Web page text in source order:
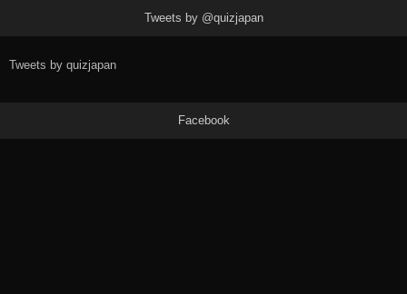
Tweets by @quizjapan
Tweets by quizjapan
Facebook